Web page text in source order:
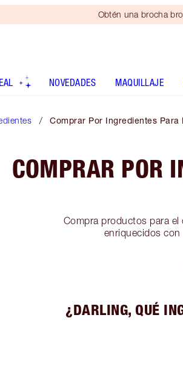
Obtén una brocha
NOVEDADES MAQUILLAJE
Comprar Por Ingredientes Para
COMPRAR POR
Compra productos para
enriquecidos
¿DARLING, QUÉ